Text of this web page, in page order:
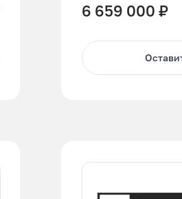
6 659 000 ₽